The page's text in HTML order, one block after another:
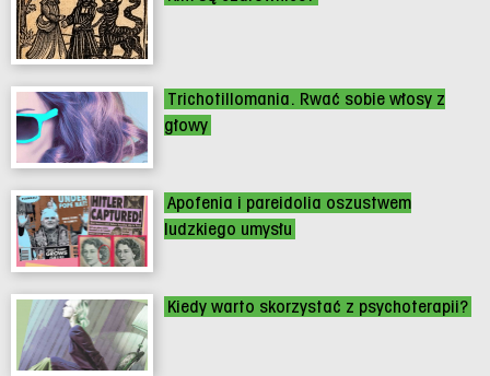
Trichotillomania. Rwać sobie włosy z
głowy
Apofenia i pareidolia oszustwem
ludzkiego umysłu
Kiedy warto skorzystać z psychoterapii?